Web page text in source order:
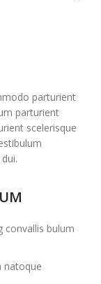
parturient
parturient
scelerisque
convallis bulum
natoque